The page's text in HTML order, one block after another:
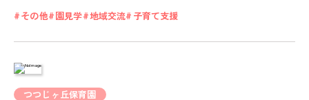
ピノキオチャンネル
PINOKI'S YOUTUBE
CONTACT
その他 園見学 地域交流 子育て支援
つつじヶ丘保育園